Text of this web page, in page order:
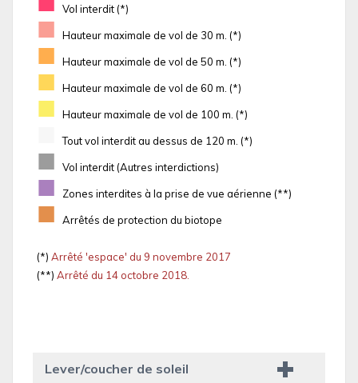
Vol interdit (*)
■ Hauteur maximale de vol de 30 m. (*)
■ Hauteur maximale de vol de 50 m. (*)
■ Hauteur maximale de vol de 60 m. (*)
■ Hauteur maximale de vol de 100 m. (*)
Tout vol interdit au dessus de 120 m. (*)
■ Vol interdit (Autres interdictions)
■ Zones interdites à la prise de vue aérienne (**)
■ Arrêtés de protection du biotope
(*) Arrêté 'espace' du 9 novembre 2017
(**) Arrêté du 14 octobre 2018.
Lever/coucher de soleil